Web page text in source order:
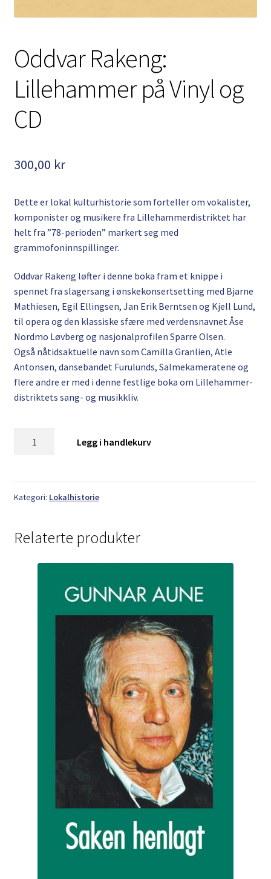
Oddvar Rakeng:
Lillehammer på Vinyl og
CD
300,00 kr
Dette er lokal kulturhistorie som forteller om vokalister,
komponister og musikere fra Lillehammerdistriktet har
helt fra ”78-perioden” markert seg med
grammofoninnspillinger.
Oddvar Rakeng løfter i denne boka fram et knippe i
spennet fra slagersang i ønskekonsertsetting med Bjarne
Mathiesen, Egil Ellingsen, Jan Erik Berntsen og Kjell Lund,
til opera og den klassiske sfære med verdensnavnet Åse
Nordmo Løvberg og nasjonalprofilen Sparre Olsen.
Også nåtidsaktuelle navn som Camilla Granlien, Atle
Antonsen, dansebandet Furulunds, Salmekameratene og
flere andre er med i denne festlige boka om Lillehammer-
distriktets sang- og musikkliv.
Vinyl
antall
Legg i handlekurv
Kategori: Lokalhistorie
Relaterte produkter